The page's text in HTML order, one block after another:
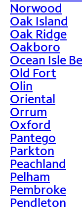
Norwood
Oak Island
Oak Ridge
Oakboro
Ocean Isle
Old Fort
Olin
Oriental
Orrum
Oxford
Pantego
Parkton
Peachland
Pelham
Pembroke
Pendleton